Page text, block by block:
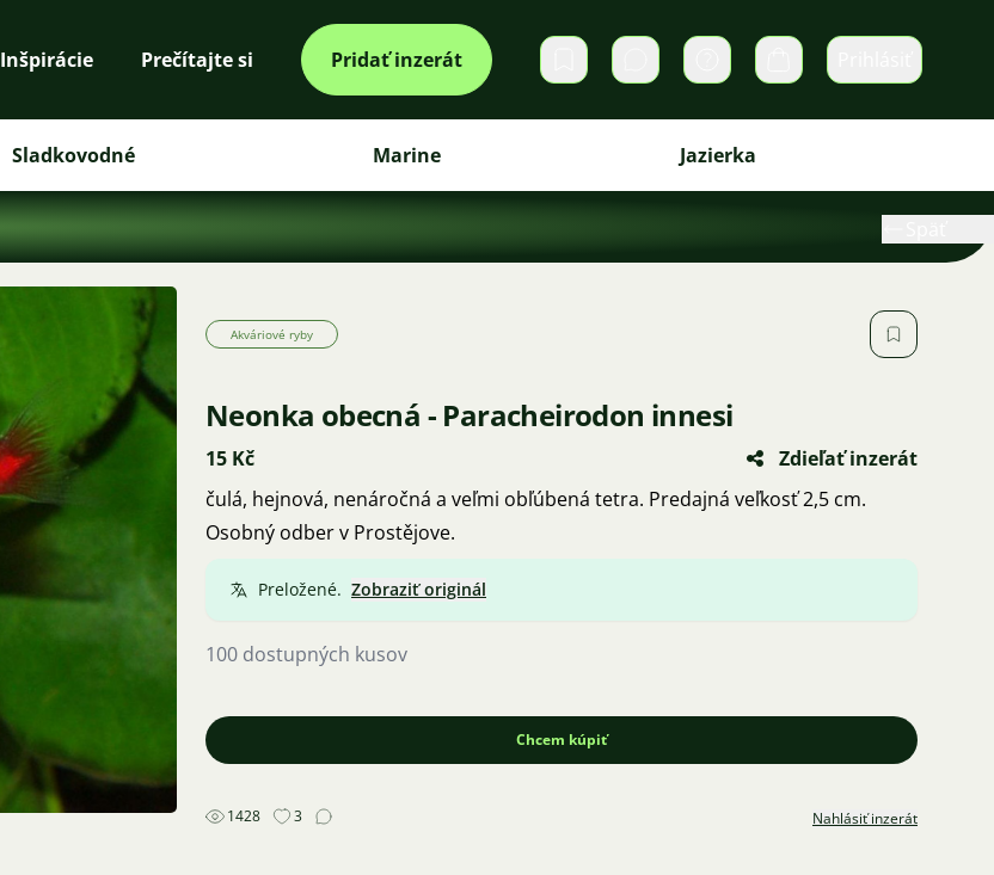
Inšpirácie Prečítajte si Pridať inzerát Súkromné správy Košík
Sladkovodné Marine Jazierka
Akváriové ryby
Neonka obecná - Paracheirodon innesi
15 Kč
Zdieľať inzerát
čulá, hejnová, nenáročná a veľmi obľúbená tetra. Predajná veľkosť 2,5 cm.
Osobný odber v Prostějove.
Preložené. Zobraziť originál
100 dostupných kusov
Chcem kúpiť
1428 3 Nahlásiť inzerát